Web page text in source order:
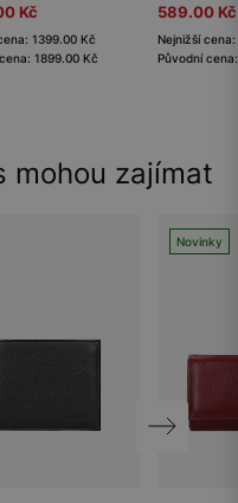
Kč
1399.00 Kč
1899.00 Kč
589.00 Kč
Nejnižší
Původní
mohou zajímat
Novinky